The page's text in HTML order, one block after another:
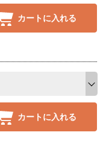
カートに入れる
カートに入れる